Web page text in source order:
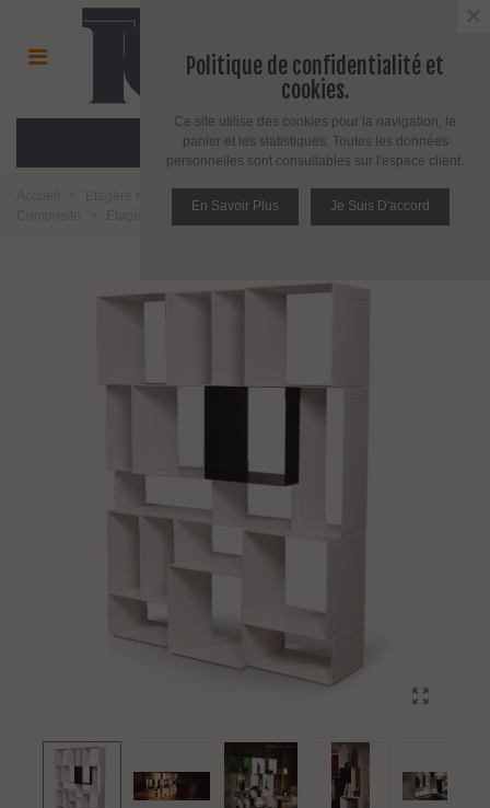
MENU
Politique de confidentialité et
cookies.
Ce site utilise des cookies pour la navigation, le
panier et les statistiques. Toutes les données
personnelles sont consultables sur l'espace client.
En Savoir Plus Je Suis D'accord